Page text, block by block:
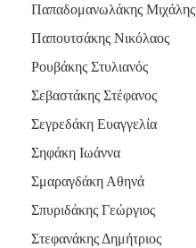
Παπαδομανωλάκης Μιχάλης
Παπουτσάκης Νικόλαος
Ρουβάκης Στυλιανός
Σεβαστάκης Στέφανος
Σεγρεδάκη Ευαγγελία
Σηφάκη Ιωάννα
Σμαραγδάκη Αθηνά
Σπυριδάκης Γεώργιος
Στεφανάκης Δημήτριος